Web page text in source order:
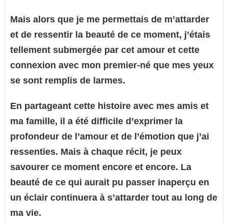
Mais alors que je me permettais de m’attarder
et de ressentir la beauté de ce moment, j’étais
tellement submergée par cet amour et cette
connexion avec mon premier-né que mes yeux
se sont remplis de larmes.
En partageant cette histoire avec mes amis et
ma famille, il a été difficile d’exprimer la
profondeur de l’amour et de l’émotion que j’ai
ressenties. Mais à chaque récit, je peux
savourer ce moment encore et encore. La
beauté de ce qui aurait pu passer inaperçu en
un éclair continuera à s’attarder tout au long de
ma vie.